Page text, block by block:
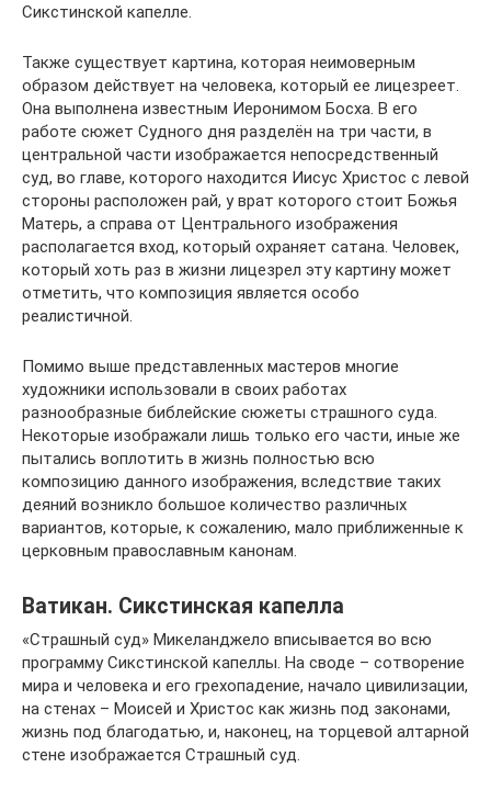
Сикстинской капелле.
Также существует картина, которая неимоверным
образом действует на человека, который ее лицезреет.
Она выполнена известным Иеронимом Босха. В его
работе сюжет Судного дня разделён на три части, в
центральной части изображается непосредственный
суд, во главе, которого находится Иисус Христос с левой
стороны расположен рай, у врат которого стоит Божья
Матерь, а справа от Центрального изображения
располагается вход, который охраняет сатана. Человек,
который хоть раз в жизни лицезрел эту картину может
отметить, что композиция является особо
реалистичной.
Помимо выше представленных мастеров многие
художники использовали в своих работах
разнообразные библейские сюжеты страшного суда.
Некоторые изображали лишь только его части, иные же
пытались воплотить в жизнь полностью всю
композицию данного изображения, вследствие таких
деяний возникло большое количество различных
вариантов, которые, к сожалению, мало приближенные к
церковным православным канонам.
Ватикан. Сикстинская капелла
«Страшный суд» Микеланджело вписывается во всю
программу Сикстинской капеллы. На своде – сотворение
мира и человека и его грехопадение, начало цивилизации,
на стенах – Моисей и Христос как жизнь под законами,
жизнь под благодатью, и, наконец, на торцевой алтарной
стене изображается Страшный суд.